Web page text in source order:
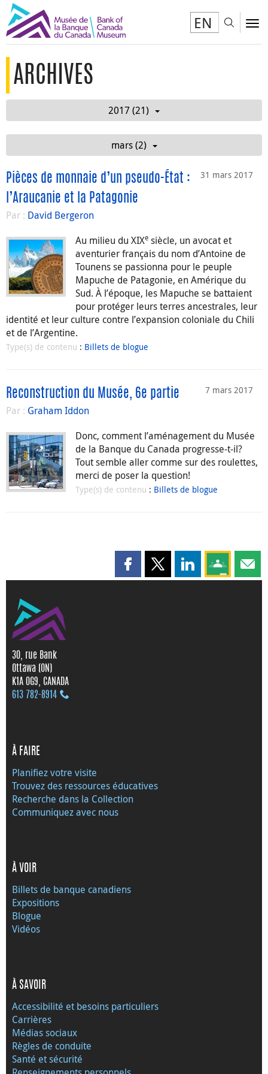
EN
ARCHIVES
2017 (21)
mars (2)
31 mars 2017
Pièces de monnaie d’un pseudo-État :
l’Araucanie et la Patagonie
Par : David Bergeron
Au milieu du XIXe siècle, un avocat et
aventurier français du nom d’Antoine de
Tounens se passionna pour le peuple
Mapuche de Patagonie, en Amérique du
Sud. À l’époque, les Mapuche se battaient
pour protéger leurs terres ancestrales, leur
identité et leur culture contre l’expansion coloniale du Chili
et de l’Argentine.
Type(s) de contenu : Billets de blogue
7 mars 2017
Reconstruction du Musée, 6e partie
Par : Graham Iddon
Donc, comment l’aménagement du Musée
de la Banque du Canada progresse-t-il?
Tout semble aller comme sur des roulettes,
merci de poser la question!
Type(s) de contenu : Billets de blogue
Partager cette page sur
Partager cette page sur X
Partager cette
Partagez
30, rue Bank
Ottawa (ON)
K1A 0G9, CANADA
613 782‑8914
À FAIRE
Planifiez votre visite
Trouvez des ressources éducatives
Recherche dans la Collection
Communiquez avec nous
À VOIR
Billets de banque canadiens
Expositions
Blogue
Vidéos
À SAVOIR
Accessibilité et besoins particuliers
Carrières
Médias sociaux
Règles de conduite
Santé et sécurité